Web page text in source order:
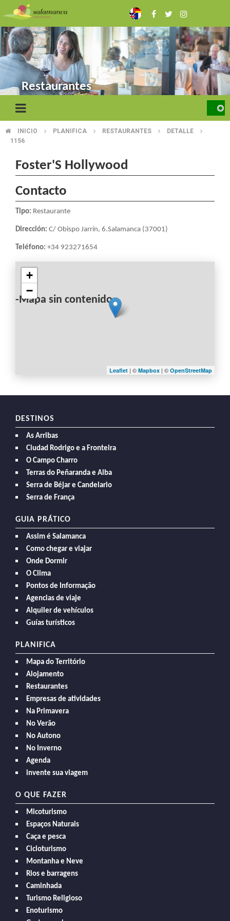
to
main
content
Restaurantes
BREADCRUMB
INICIO PLANIFICA RESTAURANTES
DETALLE
1156
Foster'S Hollywood
Contacto
Tipo: Restaurante
Dirección: C/ Obispo Jarrín, 6.Salamanca (37001)
Teléfono: +34 923271654
-Mapa sin contenido-
+
−
Leaflet | © Mapbox | © OpenStreetMap
DESTINOS
As Arribas
Ciudad Rodrigo e a Fronteira
O Campo Charro
Terras do Peñaranda e Alba
Serra de Béjar e Candelario
Serra de França
GUIA PRÁTICO
Assim é Salamanca
Como chegar e viajar
Onde Dormir
O Clima
Pontos de Informação
Agencias de viaje
Alquiler de vehículos
Guías turísticos
PLANIFICA
Mapa do Território
Alojamento
Restaurantes
Empresas de atividades
Na Primavera
No Verão
No Autono
No Inverno
Agenda
invente sua viagem
O QUE FAZER
Micoturismo
Espaços Naturais
Caça e pesca
Cicloturismo
Montanha e Neve
Rios e barragens
Caminhada
Turismo Religioso
Enoturismo